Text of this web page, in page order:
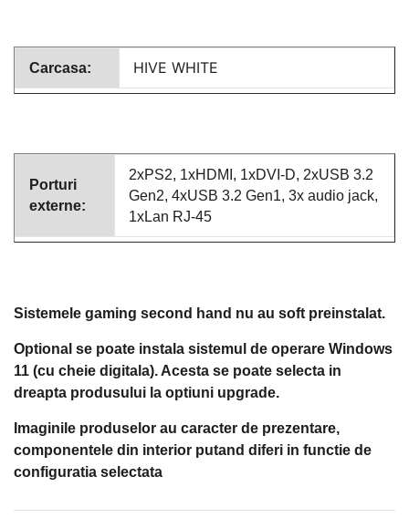
Carcasa: HIVE WHITE
Porturi
externe:
2xPS2, 1xHDMI, 1xDVI-D, 2xUSB 3.2
Gen2, 4xUSB 3.2 Gen1, 3x audio jack,
1xLan RJ-45
Sistemele gaming second hand nu au soft preinstalat.
Optional se poate instala sistemul de operare Windows
11 (cu cheie digitala). Acesta se poate selecta in
dreapta produsului la optiuni upgrade.
Imaginile produselor au caracter de prezentare,
componentele din interior putand diferi in functie de
configuratia selectata